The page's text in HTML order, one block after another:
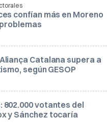
confían más en Moreno
Catalana supera a
según GESOP
votantes del
y Sánchez tocaría